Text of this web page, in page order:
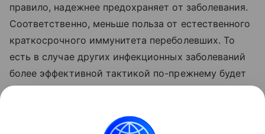
правило, надежнее предохраняет от заболевания.
Соответственно, меньше польза от естественного
краткосрочного иммунитета переболевших. То
есть в случае других инфекционных заболеваний
более эффективной тактикой по-прежнему будет
поголовная вакцинация.
почему грипп так опасен